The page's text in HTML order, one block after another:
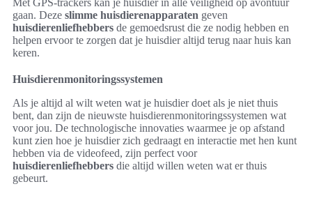
Met GPS-trackers kan je huisdier in alle veiligheid op avontuur
gaan. Deze slimme huisdierenapparaten geven
huisdierenliefhebbers de gemoedsrust die ze nodig hebben en
helpen ervoor te zorgen dat je huisdier altijd terug naar huis kan
keren.
Huisdierenmonitoringssystemen
Als je altijd al wilt weten wat je huisdier doet als je niet thuis
bent, dan zijn de nieuwste huisdierenmonitoringssystemen wat
voor jou. De technologische innovaties waarmee je op afstand
kunt zien hoe je huisdier zich gedraagt en interactie met hen kunt
hebben via de videofeed, zijn perfect voor
huisdierenliefhebbers die altijd willen weten wat er thuis
gebeurt.